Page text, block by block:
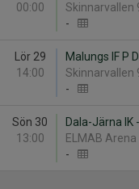
00:00
Skinnarvallen
-
Lör 29
14:00
Malungs IF P
Skinnarvallen
-
Sön 30
13:00
Dala-Järna IK
ELMAB Arena
-